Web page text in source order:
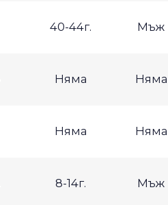
40-44г. Мъж
Няма Няма
Няма Няма
8-14г. Мъж